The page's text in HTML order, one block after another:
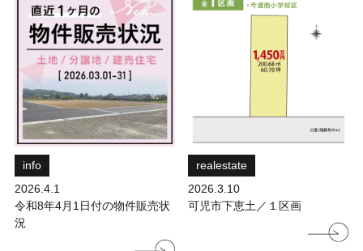
info
2026.4.1
令和8年4月1日付の物件販売状
況
realestate
2026.3.10
可児市下恵土／１区画